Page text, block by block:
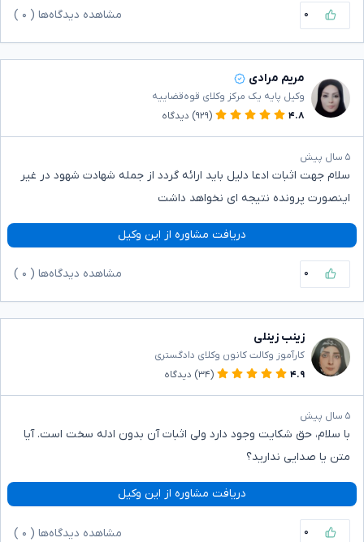
۰ مشاهده دیدگاه‌ها ( ۰
مریم مرادی
وکیل پایه یک مرکز وکلای قوه‌قضاییه
۴.۸
(۹۲۹) دیدگاه
۵ سال پیش
سلام جهت اثبات ادعا دلیل باید ارائه گردد از جمله شهادت شهود در غیر
اینصورت پرونده نتیجه ای نخواهد داشت
دریافت مشاوره از این وکیل
۰ مشاهده دیدگاه‌ها ( ۰
زینب زینلی
کارآموز وکالت کانون وکلای دادگستری
۴.۹
(۳۴) دیدگاه
۵ سال پیش
با سلام، حق شکایت وجود دارد ولی اثبات آن بدون ادله سخت است. آیا
متن یا صدایی ندارید؟
دریافت مشاوره از این وکیل
۰ مشاهده دیدگاه‌ها ( ۰